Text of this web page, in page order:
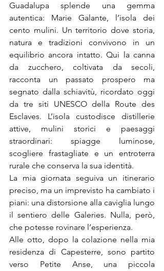
Guadalupa splende una gemma
autentica: Marie Galante, l’isola dei
cento mulini. Un territorio dove storia,
natura e tradizioni convivono in un
equilibrio ancora intatto. Qui la canna
da zucchero, coltivata da secoli,
racconta un passato prospero ma
segnato dalla schiavitù, ricordato oggi
da tre siti UNESCO della Route des
Esclaves. L’isola custodisce distillerie
attive, mulini storici e paesaggi
straordinari: spiagge luminose,
scogliere frastagliate e un entroterra
rurale che conserva la sua identità.
La mia giornata seguiva un itinerario
preciso, ma un imprevisto ha cambiato i
piani: una distorsione alla caviglia lungo
il sentiero delle Galeries. Nulla, però,
che potesse rovinare l’esperienza.
Alle otto, dopo la colazione nella mia
residenza di Capesterre, sono partito
verso Petite Anse, una piccola